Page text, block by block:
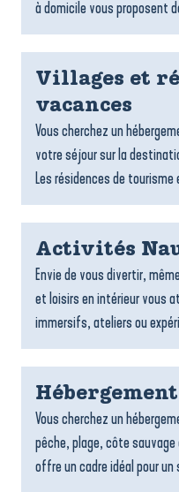
à domicile vous proposent
Villages et
vacances
Vous cherchez un
votre séjour sur la
Les résidences de
Activités
Envie de vous divertir,
et loisirs en intérieur vous
immersifs, ateliers ou
Vous cherchez un
pêche, plage, côte
offre un cadre idéal pour un